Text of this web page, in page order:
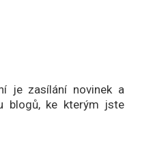
je zasílání novinek a
blogů, ke kterým jste